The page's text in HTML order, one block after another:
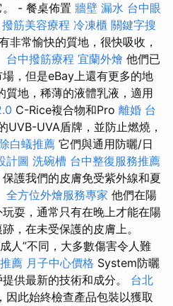
- 餐桌佈置 牆壁 漏水 台中眼
撥筋美容療程 冷凍櫃 關鍵字搜
非常愉快的質地，很快吸收，
台中撥筋療程 宜蘭外燴 他們已
，但是eBay上還有更多的地
質地，稀薄的液體乳液，適用
C-Rice複合物和Pro 離婚 台
UVB-UVA盾牌，並防止燃燒，
除白蟻推薦 它們與通用防曬/日
計圖 洗碗槽 台中整復服務推薦
護我們的皮膚免受紫外線和夏
全方位外燴服務專家 他們在陽
耍，通常只有在晚上才能在陽
，在未受保護的皮膚上。
人”不同，大多數傷害令人難
薦 月子中心價格 System防曬
供最新的技術和成分。 台北
因此始終檢查產品包裝以獲取